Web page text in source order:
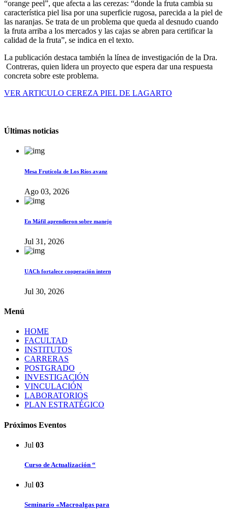
“orange peel”, que afecta a las cerezas: “donde la fruta cambia su
característica piel lisa por una superficie rugosa, parecida a la piel de
las naranjas. Se trata de un problema que queda al desnudo cuando
la fruta arriba a los mercados y las cajas se abren para certificar la
calidad de la fruta”, se indica en el texto.
La publicación destaca también la línea de investigación de la Dra.
Contreras, quien lidera un proyecto que espera dar una respuesta
concreta sobre este problema.
VER ARTICULO CEREZA PIEL DE LAGARTO
Últimas noticias
Mesa Frutícola de Los Ríos avanz
Ago 03, 2026
En Máfil aprendieron sobre manejo
Jul 31, 2026
UACh fortalece cooperación intern
Jul 30, 2026
Menú
HOME
FACULTAD
INSTITUTOS
CARRERAS
POSTGRADO
INVESTIGACIÓN
VINCULACIÓN
LABORATORIOS
PLAN ESTRATÉGICO
Próximos Eventos
Jul 03
Curso de Actualización “
Jul 03
Seminario «Macroalgas para